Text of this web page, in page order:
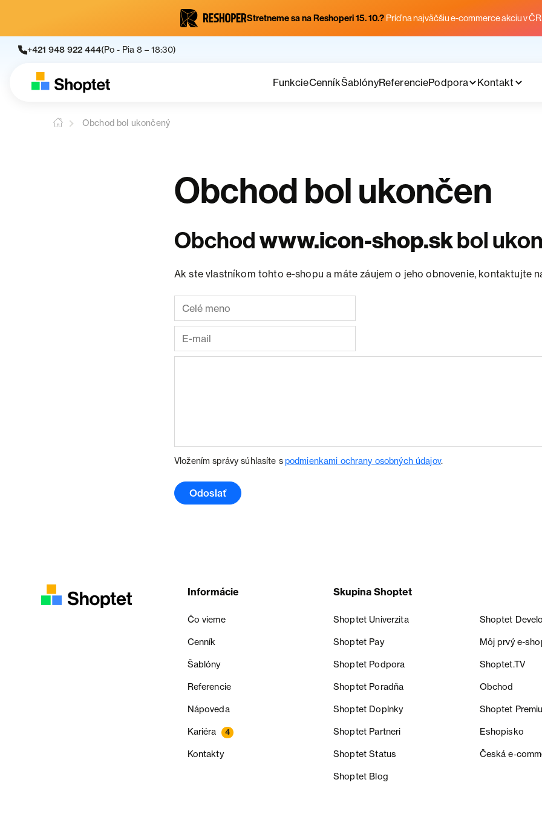
Stretneme sa na Reshoperi 15. 10.? Príď na najväčšiu e-commerce akciu v
+421 948 922 444(Po - Pia 8 – 18:30)
FunkcieCenníkŠablónyReferenciePodpora Kontakt
Obchod bol ukončený
Obchod bol ukončen
Obchodwww.icon-shop.skbol
Ak ste vlastníkom tohto e-shopu a máte záujem o jeho obnovenie, kontaktujte
Vložením správy súhlasíte spodmienkami ochrany osobných údajov.
Odoslať
Informácie
Čo vieme
Cenník
Šablóny
Referencie
Nápoveda
Kariéra 4
Kontakty
Skupina Shoptet
Shoptet Univerzita Shoptet
Shoptet Pay Môj prvý e-
Shoptet Podpora Shoptet.TV
Shoptet Poradňa Obchod
Shoptet Doplnky Shoptet
Shoptet Partneri Eshopisko
Shoptet Status Česká
Shoptet Blog